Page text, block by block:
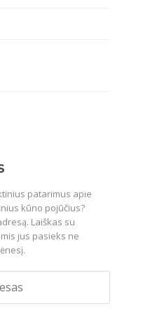
patarimus apie
kūno pojūčius?
Laiškas su
jus pasieks ne